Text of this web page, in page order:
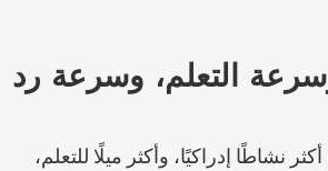
التعلم، وسرعة رد
نشاطًا إدراكيًا، وأكثر ميلًا للتعلم،